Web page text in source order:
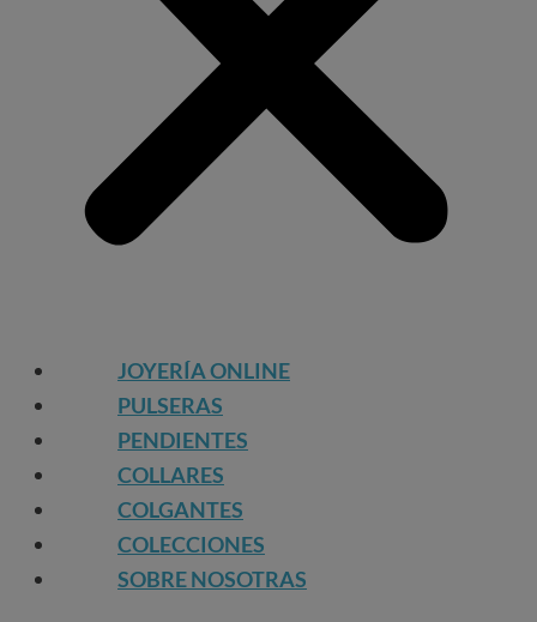
JOYERÍA ONLINE
PULSERAS
PENDIENTES
COLLARES
COLGANTES
COLECCIONES
SOBRE NOSOTRAS